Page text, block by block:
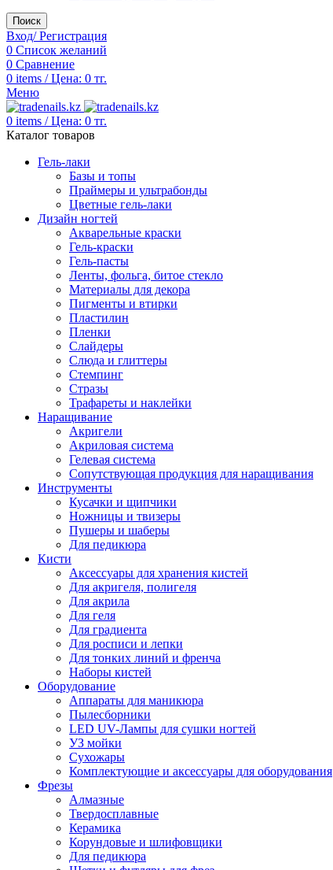
Поиск
Вход/ Регистрация
0 Список желаний
0 Сравнение
0 items / Цена: 0 тг.
Меню
0 items / Цена: 0 тг.
Каталог товаров
Гель-лаки
Базы и топы
Праймеры и ультрабонды
Цветные гель-лаки
Дизайн ногтей
Акварельные краски
Гель-краски
Гель-пасты
Ленты, фольга, битое стекло
Материалы для декора
Пигменты и втирки
Пластилин
Пленки
Слайдеры
Слюда и глиттеры
Стемпинг
Стразы
Трафареты и наклейки
Наращивание
Акригели
Акриловая система
Гелевая система
Сопутствующая продукция для наращивания
Инструменты
Кусачки и щипчики
Ножницы и твизеры
Пушеры и шаберы
Для педикюра
Кисти
Аксессуары для хранения кистей
Для акригеля, полигеля
Для акрила
Для геля
Для градиента
Для росписи и лепки
Для тонких линий и френча
Наборы кистей
Оборудование
Аппараты для маникюра
Пылесборники
LED UV-Лампы для сушки ногтей
УЗ мойки
Сухожары
Комплектующие и аксессуары для оборудования
Фрезы
Алмазные
Твердосплавные
Керамика
Корундовые и шлифовщики
Для педикюра